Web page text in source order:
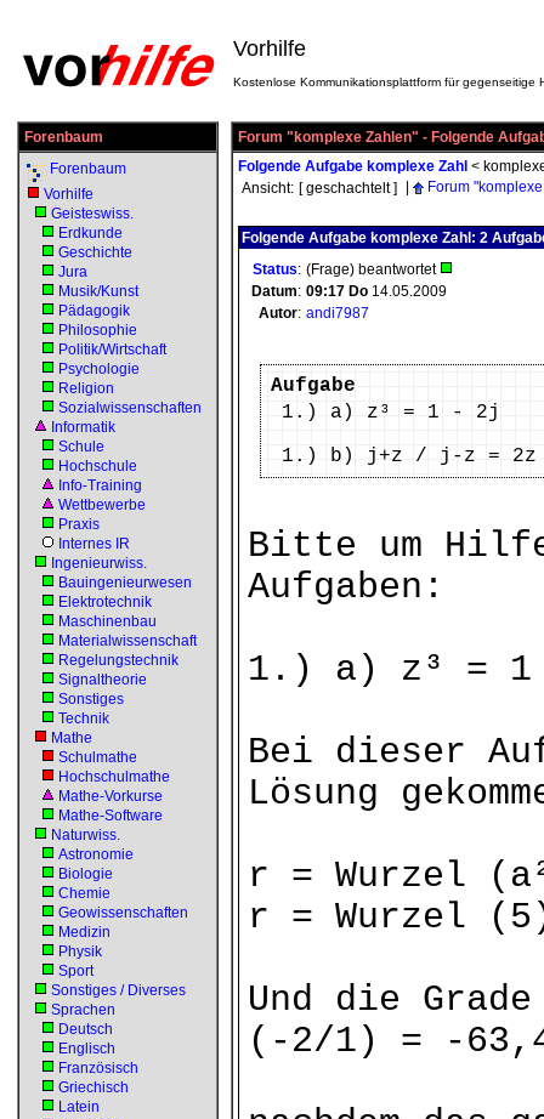
Vorhilfe
Kostenlose Kommunikationsplattform für gegenseitige
Forenbaum
Forenbaum
Vorhilfe
Geisteswiss.
Erdkunde
Geschichte
Jura
Musik/Kunst
Pädagogik
Philosophie
Politik/Wirtschaft
Psychologie
Religion
Sozialwissenschaften
Informatik
Schule
Hochschule
Info-Training
Wettbewerbe
Praxis
Internes IR
Ingenieurwiss.
Bauingenieurwesen
Elektrotechnik
Maschinenbau
Materialwissenschaft
Regelungstechnik
Signaltheorie
Sonstiges
Technik
Mathe
Schulmathe
Hochschulmathe
Mathe-Vorkurse
Mathe-Software
Naturwiss.
Astronomie
Biologie
Chemie
Geowissenschaften
Medizin
Physik
Sport
Sonstiges / Diverses
Sprachen
Deutsch
Englisch
Französisch
Griechisch
Latein
Forum "komplexe Zahlen" - Folgende
Folgende Aufgabe komplexe Zahl <
Ansicht: [ geschachtelt ] Forum
Folgende Aufgabe komplexe Zahl: 2
Status: (Frage) beantwortet
Datum: 09:17 Do 14.05.2009
Autor: andi7987
Aufgabe
1.) a) z³ = 1 - 2j
1.) b) j+z / j-z = 2z
Bitte um
Aufgaben:
1.) a) z³ =
Bei dieser
Lösung
r = Wurzel
r = Wurzel
Und die
(-2/1) = -